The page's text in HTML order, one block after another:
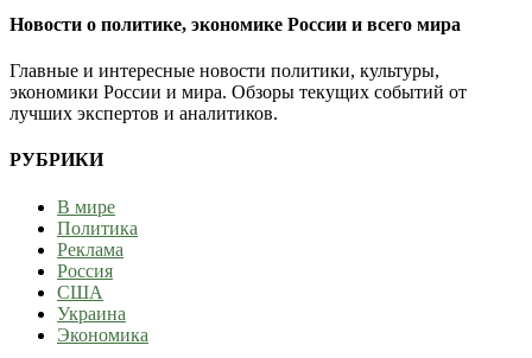
Новости о политике, экономике России и всего мира
Главные и интересные новости политики, культуры,
экономики России и мира. Обзоры текущих событий от
лучших экспертов и аналитиков.
РУБРИКИ
В мире
Политика
Реклама
Россия
США
Украина
Экономика